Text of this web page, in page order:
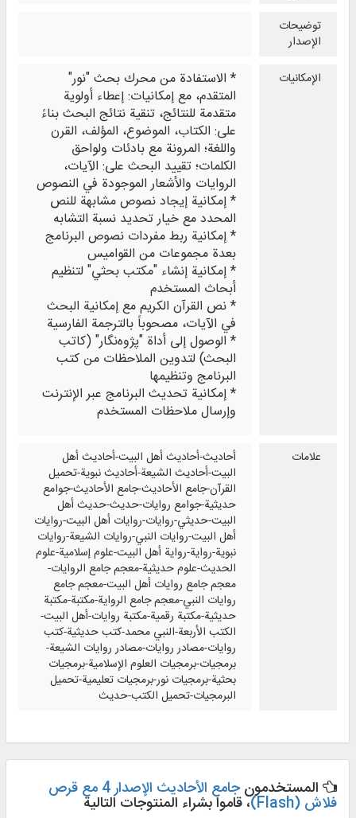
توضيحات
الإصدار
الإمكانيات
* الاستفادة من محرك بحث "نور"
المتقدم، مع إمكانيات: إعطاء أولوية
متقدمة للنتائج، تنقية نتائج البحث بناءً
على: الكتاب، الموضوع، المؤلف، القرن
واللغة؛ المرونة مع بادئات ولواحق
الكلمات؛ تقييد البحث على: الآيات،
الروايات والأشعار الموجودة في النصوص
* إمكانية إيجاد نصوص مشابهة للنص
المحدد مع خيار تحديد نسبة التشابه
* إمكانية ربط مفردات نصوص البرنامج
بعدة مجموعات من القواميس
* إمكانية إنشاء "مكتب بحثي" لتنظيم
أبحاث المستخدم
* نص القرآن الكريم مع إمكانية البحث
في الآيات، مصحوباً بالترجمة الفارسية
* الوصول إلى أداة "پژوه‌نگار" (كاتب
البحث) لتدوين الملاحظات من كتب
البرنامج وتنظيمها
* إمكانية تحديث البرنامج عبر الإنترنت
وإرسال ملاحظات المستخدم
علامات
أحاديث-أحاديث أهل البيت-أحاديث أهل
البيت-أحاديث الشيعة-أحاديث نبوية-تحميل
القرآن-جامع الأحاديث-جامع الأحاديث-جوامع
حديثية-جوامع روايات-حديث-حديث أهل
البيت-حديثي-روايات-روايات أهل البيت-روايات
أهل البيت-روايات النبي-روايات الشيعة-روايات
نبوية-رواية-رواية أهل البيت-علوم إسلامية-علوم
الحديث-علوم حديثية-معجم جامع الروايات-
معجم جامع روايات أهل البيت-معجم جامع
روايات النبي-معجم جامع الرواية-مكتبة-مكتبة
حديثية-مكتبة رقمية-مكتبة روايات-أهل البيت-
الكتب الأربعة-النبي محمد-كتب حديثية-كتب
روايات-مصادر روايات-مصادر روايات الشيعة-
برمجيات-برمجيات العلوم الإسلامية-برمجيات
بحثية-برمجيات نور-برمجيات تعليمية-تحميل
البرمجيات-تحميل الكتب-حديث
المستخدمون جامع الأحاديث الإصدار 4 مع قرص
فلاش (Flash) ، قاموا بشراء المنتوجات التالية